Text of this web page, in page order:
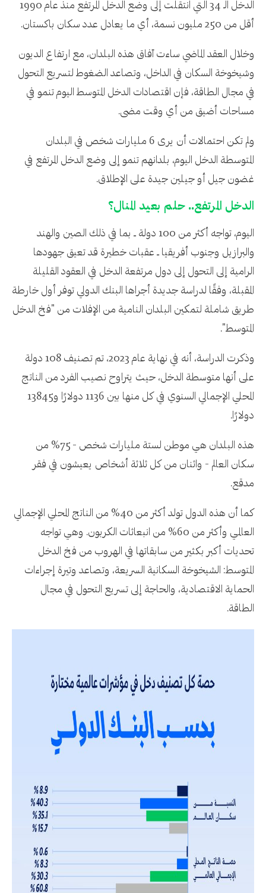
الدخل الـ 34 التي انتقلت إلى وضع الدخل المرتفع منذ عام 1990
أقل من 250 مليون نسمة، أي ما يعادل عدد سكان باكستان.
وخلال العقد الماضي ساءت آفاق هذه البلدان، مع ارتفاع الديون
وشيخوخة السكان في الداخل، وتصاعد الضغوط لتسريع التحول
في مجال الطاقة، فإن اقتصادات الدخل المتوسط ​​اليوم تنمو في
مساحات أضيق من أي وقت مضى.
ولم تكن احتمالات أن يرى 6 مليارات شخص في البلدان
المتوسطة الدخل اليوم، بلدانهم تنمو إلى وضع الدخل المرتفع في
غضون جيل أو جيلين جيدة على الإطلاق.
الدخل المرتفع.. حلم بعيد المنال؟
اليوم، تواجه أكثر من 100 دولة ــ بما في ذلك الصين والهند
والبرازيل وجنوب أفريقيا ــ عقبات خطيرة قد تعيق جهودها
الرامية إلى التحول إلى دول مرتفعة الدخل في العقود القليلة
المقبلة، وفقًا لدراسة جديدة أجراها البنك الدولي توفر أول خارطة
طريق شاملة لتمكين البلدان النامية من الإفلات من "فخ الدخل
المتوسط".
وذكرت الدراسة، أنه في نهاية عام 2023، تم تصنيف 108 دولة
على أنها متوسطة الدخل، حيث يتراوح نصيب الفرد من الناتج
المحلي الإجمالي السنوي في كل منها بين 1136 دولارًا و13845
دولارًا.
هذه البلدان هي موطن لستة مليارات شخص - 75% من
سكان العالم - واثنان من كل ثلاثة أشخاص يعيشون في فقر
مدقع.
كما أن هذه الدول تولد أكثر من 40% من الناتج المحلي الإجمالي
العالمي وأكثر من 60% من انبعاثات الكربون. وهي تواجه
تحديات أكبر بكثير من سابقاتها في الهروب من فخ الدخل
المتوسط: الشيخوخة السكانية السريعة، وتصاعد وتيرة إجراءات
الحماية الاقتصادية، والحاجة إلى تسريع التحول في مجال
الطاقة.